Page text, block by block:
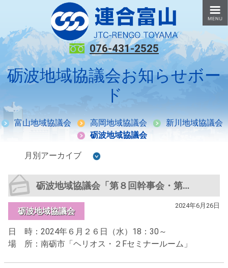
076-431-2525
砺波地域協議会お知らせボー
ド
富山地域協議会 高岡地域協議会
新川地域協議会
砺波地域協議会
砺波地域協議会「第８回幹事会・第６回闘争委員会」
砺波地域協議会
2024年6月26日
日 時：2024年６月２６日（水）18：30～
場 所：南砺市「ヘリオス・２Fセミナールーム」